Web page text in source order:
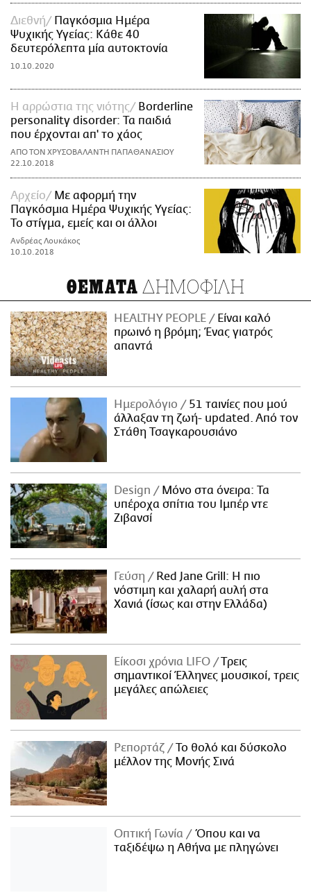
Διεθνή
Παγκόσμια Ημέρα
Ψυχικής Υγείας: Κάθε 40
δευτερόλεπτα μία αυτοκτονία
10.10.2020
Η αρρώστια της νιότης
Borderline
personality disorder: Τα παιδιά
που έρχονται απ' το χάος
ΑΠΟ ΤΟΝ ΧΡΥΣΟΒΑΛΑΝΤΗ ΠΑΠΑΘΑΝΑΣΙΟΥ
22.10.2018
Αρχείο
Με αφορμή την
Παγκόσμια Ημέρα Ψυχικής Υγείας:
Το στίγμα, εμείς και οι άλλοι
Ανδρέας Λουκάκος
10.10.2018
ΘΕΜΑΤΑ ΔΗΜΟΦΙΛΗ
HEALTHY PEOPLE
Είναι καλό
πρωινό η βρόμη; Ένας γιατρός
απαντά
Ημερολόγιο
51 ταινίες που μού
άλλαξαν τη ζωή- updated. Aπό τον
Στάθη Τσαγκαρουσιάνο
Design
Μόνο στα όνειρα: Τα
υπέροχα σπίτια του Ιμπέρ ντε
Ζιβανσί
Γεύση
Red Jane Grill: Η πιο
νόστιμη και χαλαρή αυλή στα
Χανιά (ίσως και στην Ελλάδα)
Είκοσι χρόνια LIFO
Tρεις
σημαντικοί Έλληνες μουσικοί, τρεις
μεγάλες απώλειες
Ρεπορτάζ
Το θολό και δύσκολο
μέλλον της Μονής Σινά
Οπτική Γωνία
Όπου και να
ταξιδέψω η Αθήνα με πληγώνει